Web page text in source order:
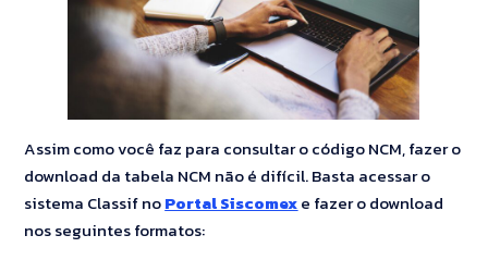
Assim como você faz para consultar o código NCM, fazer o
download da tabela NCM não é difícil. Basta acessar o
sistema Classif noPortal Siscomexe fazer o download
nos seguintes formatos: